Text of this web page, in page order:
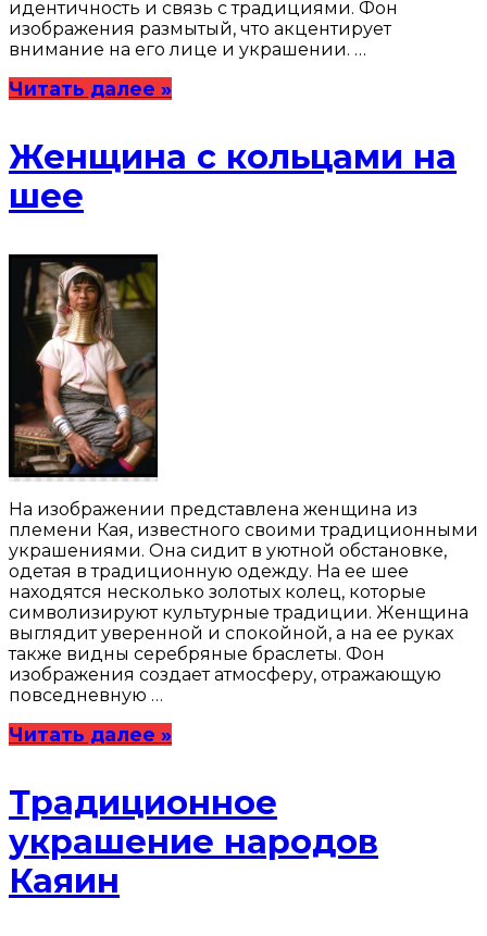
идентичность и связь с традициями. Фон
изображения размытый, что акцентирует
внимание на его лице и украшении. …
Читать далее »
Женщина с кольцами на
шее
На изображении представлена женщина из
племени Кая, известного своими традиционными
украшениями. Она сидит в уютной обстановке,
одетая в традиционную одежду. На ее шее
находятся несколько золотых колец, которые
символизируют культурные традиции. Женщина
выглядит уверенной и спокойной, а на ее руках
также видны серебряные браслеты. Фон
изображения создает атмосферу, отражающую
повседневную …
Читать далее »
Традиционное
украшение народов
Каяин